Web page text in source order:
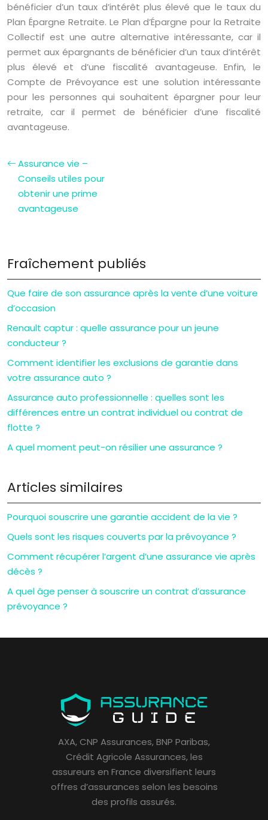
bénéficier d’un taux d’intérêt plus élevé que le taux du
Plan Épargne Retraite. Le Plan d’Épargne pour la Retraite
Collectif est une autre alternative intéressante, car il
permet aux épargnants de bénéficier d’un taux d’intérêt
plus élevé et d’une fiscalité avantageuse. Enfin, le
Compte de Prévoyance est une solution intéressante
pour les personnes qui souhaitent épargner pour leur
retraite, car il permet de bénéficier d’une fiscalité
avantageuse.
Assurance vie –
Conseils utiles pour
obtenir une prime
avantageuse
Fraîchement publiés
Que faire de son assurance après la vente d’une voiture
d’occasion
Renault captur : quelle assurance pour un jeune
conducteur ?
Comment identifier les exclusions de garantie dans
votre assurance auto ?
Assurance auto professionnelle : quelles sont les
différences entre un contrat individuel ou contrat de
flotte ?
A quel moment peut-on résilier une assurance ?
Articles similaires
Pourquoi souscrire une garantie accident de la vie ?
Quels sont les risques couverts par la prévoyance ?
Comment récupérer l’argent d’une assurance vie après
décès ?
A quel âge penser à souscrire un contrat d’assurance
prévoyance ?
AXA, CNP Assurances, BNP Paribas,
Crédit Agricole Assurances, les
assureurs en France diversifient leurs
offres d’assurances selon les besoins
des profils assurés.